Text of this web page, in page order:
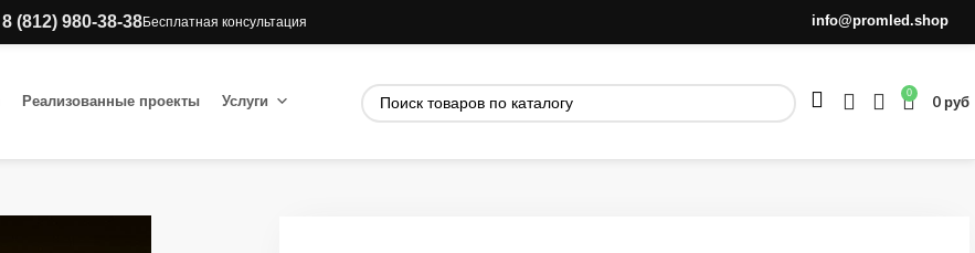
8 (812) 980-38-38Бесплатная консультация info@promled.shop
Реализованные проекты Услуги 0 0руб